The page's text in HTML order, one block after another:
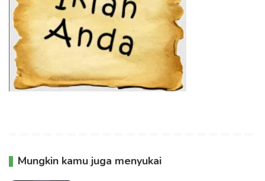
Mungkin kamu juga menyukai